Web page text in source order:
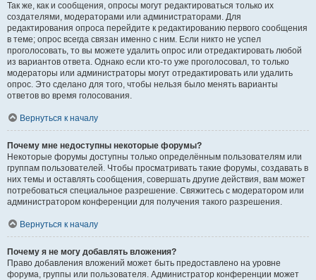
Так же, как и сообщения, опросы могут редактироваться только их
создателями, модераторами или администраторами. Для
редактирования опроса перейдите к редактированию первого сообщения
в теме; опрос всегда связан именно с ним. Если никто не успел
проголосовать, то вы можете удалить опрос или отредактировать любой
из вариантов ответа. Однако если кто-то уже проголосовал, то только
модераторы или администраторы могут отредактировать или удалить
опрос. Это сделано для того, чтобы нельзя было менять варианты
ответов во время голосования.
Вернуться к началу
Почему мне недоступны некоторые форумы?
Некоторые форумы доступны только определённым пользователям или
группам пользователей. Чтобы просматривать такие форумы, создавать в
них темы и оставлять сообщения, совершать другие действия, вам может
потребоваться специальное разрешение. Свяжитесь с модератором или
администратором конференции для получения такого разрешения.
Вернуться к началу
Почему я не могу добавлять вложения?
Право добавления вложений может быть предоставлено на уровне
форума, группы или пользователя. Администратор конференции может